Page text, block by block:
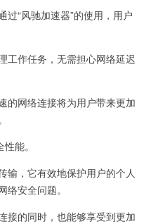
“风驰加速器”的使用，用户
作任务，无需担心网络延迟
网络连接将为用户带来更加
能。
，它有效地保护用户的个人
安全问题。
的同时，也能够享受到更加